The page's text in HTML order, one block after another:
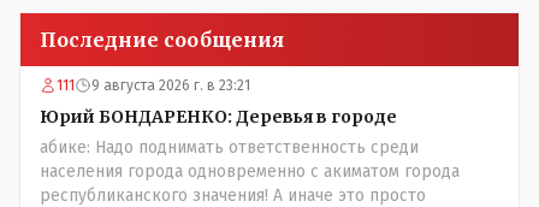
Последние сообщения
111 9 августа 2026 г. в 23:21
Юрий БОНДАРЕНКО: Деревья в городе
абике: Надо поднимать ответственность среди
населения города одновременно с акиматом города
республиканского значения! А иначе это просто